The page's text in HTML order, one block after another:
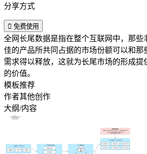
分享方式
 免费使用
全网长尾数据是指在整个互联网中，那
佳的产品所共同占据的市场份额可以和
需求得以释放，这就为长尾市场的形成
的价值。
模板推荐
作者其他创作
大纲/内容